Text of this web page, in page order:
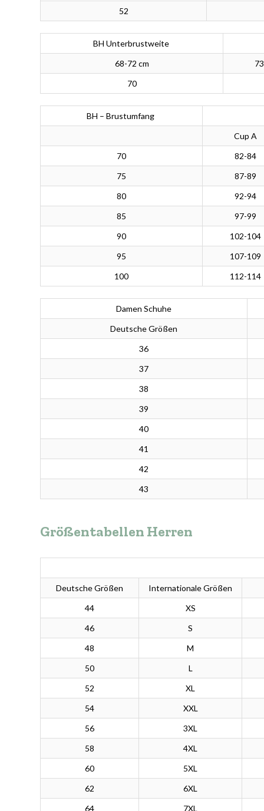
52
BH Unterbrustweite
68-72 cm
70
BH – Brustumfang
Cup A
70
82-84
75
87-89
80
92-94
85
97-99
90
102-104
95
107-109
100
112-114
Damen Schuhe
Deutsche Größen
36
37
38
39
40
41
42
43
Größentabellen Herren
Deutsche Größen
Internationale Größen
44
XS
46
S
48
M
50
L
52
XL
54
XXL
56
3XL
58
4XL
60
5XL
62
6XL
64
7XL